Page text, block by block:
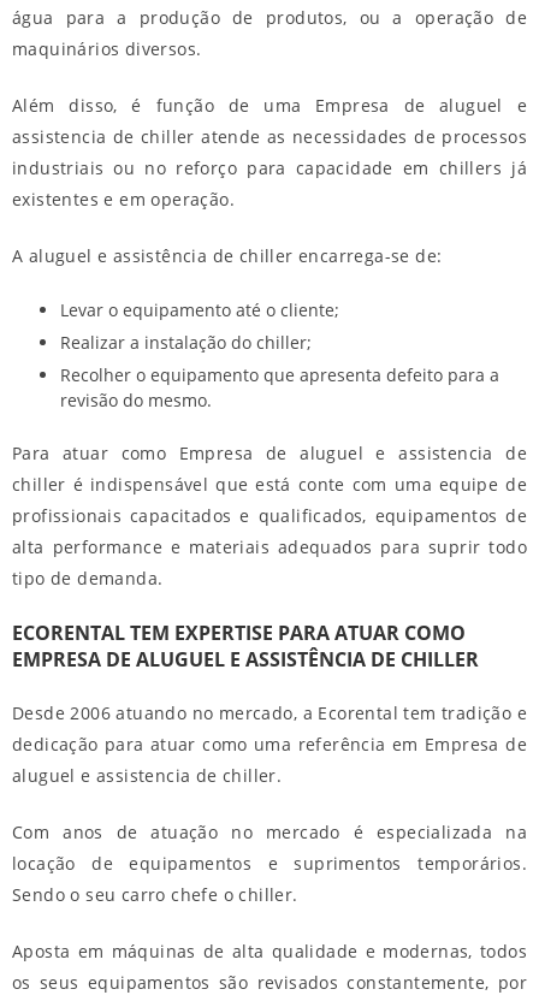
água para a produção de produtos, ou a operação de
maquinários diversos.
Além disso, é função de uma Empresa de aluguel e
assistencia de chiller atende as necessidades de processos
industriais ou no reforço para capacidade em chillers já
existentes e em operação.
A aluguel e assistência de chiller encarrega-se de:
Levar o equipamento até o cliente;
Realizar a instalação do chiller;
Recolher o equipamento que apresenta defeito para a
revisão do mesmo.
Para atuar como Empresa de aluguel e assistencia de
chiller é indispensável que está conte com uma equipe de
profissionais capacitados e qualificados, equipamentos de
alta performance e materiais adequados para suprir todo
tipo de demanda.
ECORENTAL TEM EXPERTISE PARA ATUAR COMO
EMPRESA DE ALUGUEL E ASSISTÊNCIA DE CHILLER
Desde 2006 atuando no mercado, a Ecorental tem tradição e
dedicação para atuar como uma referência em Empresa de
aluguel e assistencia de chiller.
Com anos de atuação no mercado é especializada na
locação de equipamentos e suprimentos temporários.
Sendo o seu carro chefe o chiller.
Aposta em máquinas de alta qualidade e modernas, todos
os seus equipamentos são revisados constantemente, por